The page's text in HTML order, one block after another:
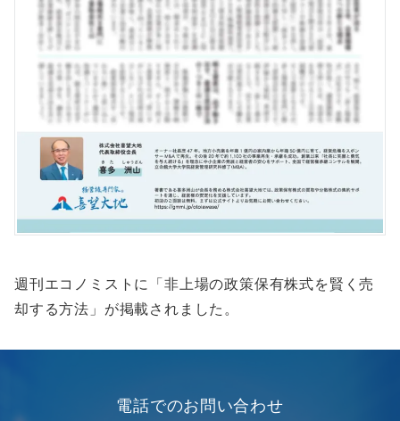
週刊エコノミストに「非上場の政策保有株式を賢く売
却する方法」が掲載されました。
電話でのお問い合わせ